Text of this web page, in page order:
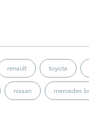
renault toyota
nissan mercedes